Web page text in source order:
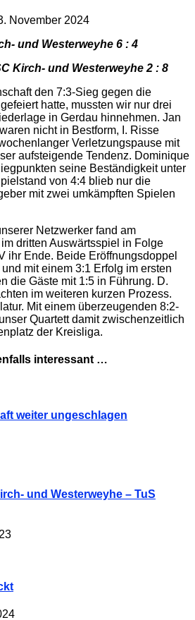
November 2024
und Westerweyhe 6 : 4
Kirch- und Westerweyhe 2 : 8
den 7:3-Sieg gegen die
hatte, mussten wir nur drei
in Gerdau hinnehmen. Jan
nicht in Bestform, I. Risse
Verletzungspause mit
aufsteigende Tendenz. Dominique
seine Beständigkeit unter
von 4:4 blieb nur die
mit zwei umkämpften Spielen
Netzwerker fand am
dritten Auswärtsspiel in Folge
ihr Ende. Beide Eröffnungsdoppel
mit einem 3:1 Erfolg im ersten
die Gäste mit 1:5 in Führung. D.
im weiteren kurzen Prozess.
Mit einem überzeugenden 8:2-
Quartett damit zwischenzeitlich
der Kreisliga.
interessant …
weiter ungeschlagen
und Westerweyhe – TuS